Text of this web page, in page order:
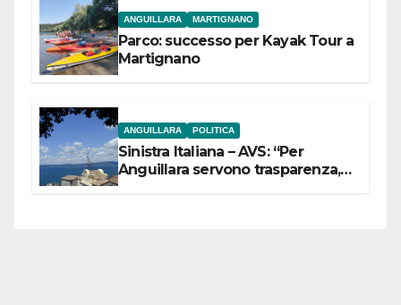
ANGUILLARA MARTIGNANO
Parco: successo per Kayak Tour a
Martignano
ANGUILLARA POLITICA
Sinistra Italiana – AVS: “Per
Anguillara servono trasparenza,